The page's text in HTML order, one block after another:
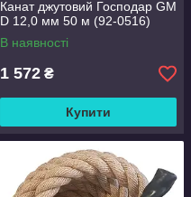
Канат джутовий Господар GM
D 12,0 мм 50 м (92-0516)
В наявності
1 572 ₴
Купити